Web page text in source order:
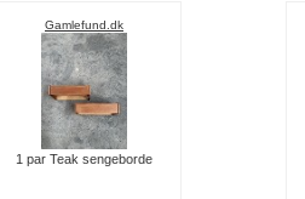
Gamlefund.dk
1 par Teak sengeborde